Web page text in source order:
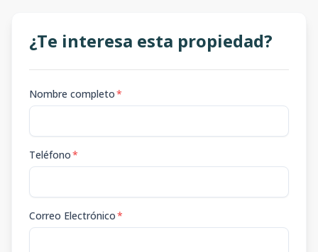
¿Te interesa esta propiedad?
Nombre completo*
Teléfono*
Correo Electrónico*